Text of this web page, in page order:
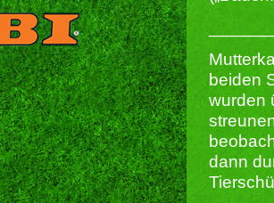
beiden
wurden
dann